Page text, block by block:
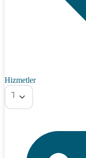
Hizmetler
Tümü